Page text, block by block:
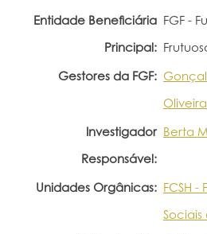
Entidade Beneficiária
Principal:
FGF -
Gestores da FGF:
Oliveira
Investigador
Responsável:
Berta
Unidades Orgânicas: FCSH
Sociais